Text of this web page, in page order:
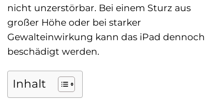
nicht unzerstörbar. Bei einem Sturz aus
großer Höhe oder bei starker
Gewalteinwirkung kann das iPad dennoch
beschädigt werden.
Inhalt